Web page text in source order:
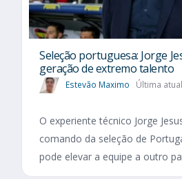
Seleção portuguesa: Jorge
geração de extremo talento
Estevão Maximo Última
O experiente técnico Jorge
comando da seleção de
pode elevar a equipe a outro